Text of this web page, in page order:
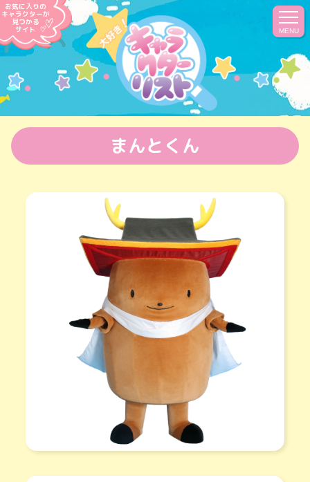
MENU
お気に入りの
キャラクターが
見つかる
サイト
まんとくん